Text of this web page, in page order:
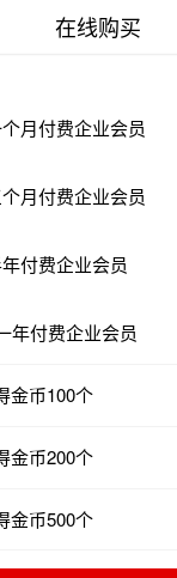
在线购买
月付费企业会员
月付费企业会员
付费企业会员
年付费企业会员
金币100个
金币200个
金币500个